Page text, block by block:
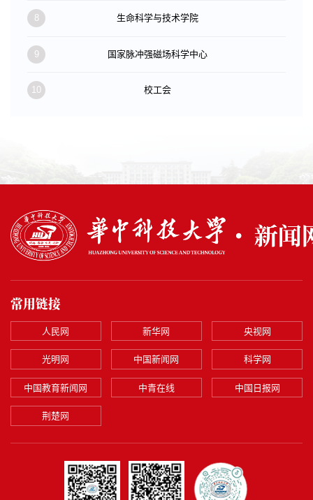
8 生命科学与技术学院
9 国家脉冲强磁场科学中心
10 校工会
常用链接
人民网 新华网 央视网
光明网 中国新闻网 科学网
中国教育新闻网 中青在线 中国日报网
荆楚网